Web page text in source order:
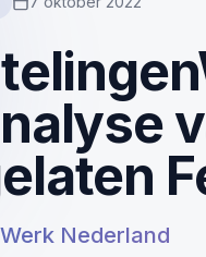
Nederland